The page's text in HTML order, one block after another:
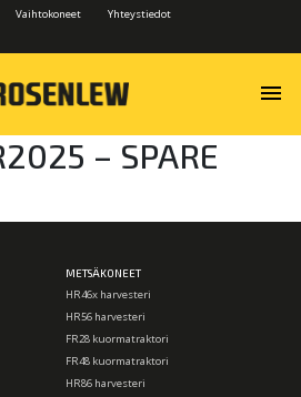
Vaihtokoneet Yhteystiedot
menu
– SPARE
METSÄKONEET
HR46x harvesteri
HR56 harvesteri
FR28 kuormatraktori
FR48 kuormatraktori
HR86 harvesteri